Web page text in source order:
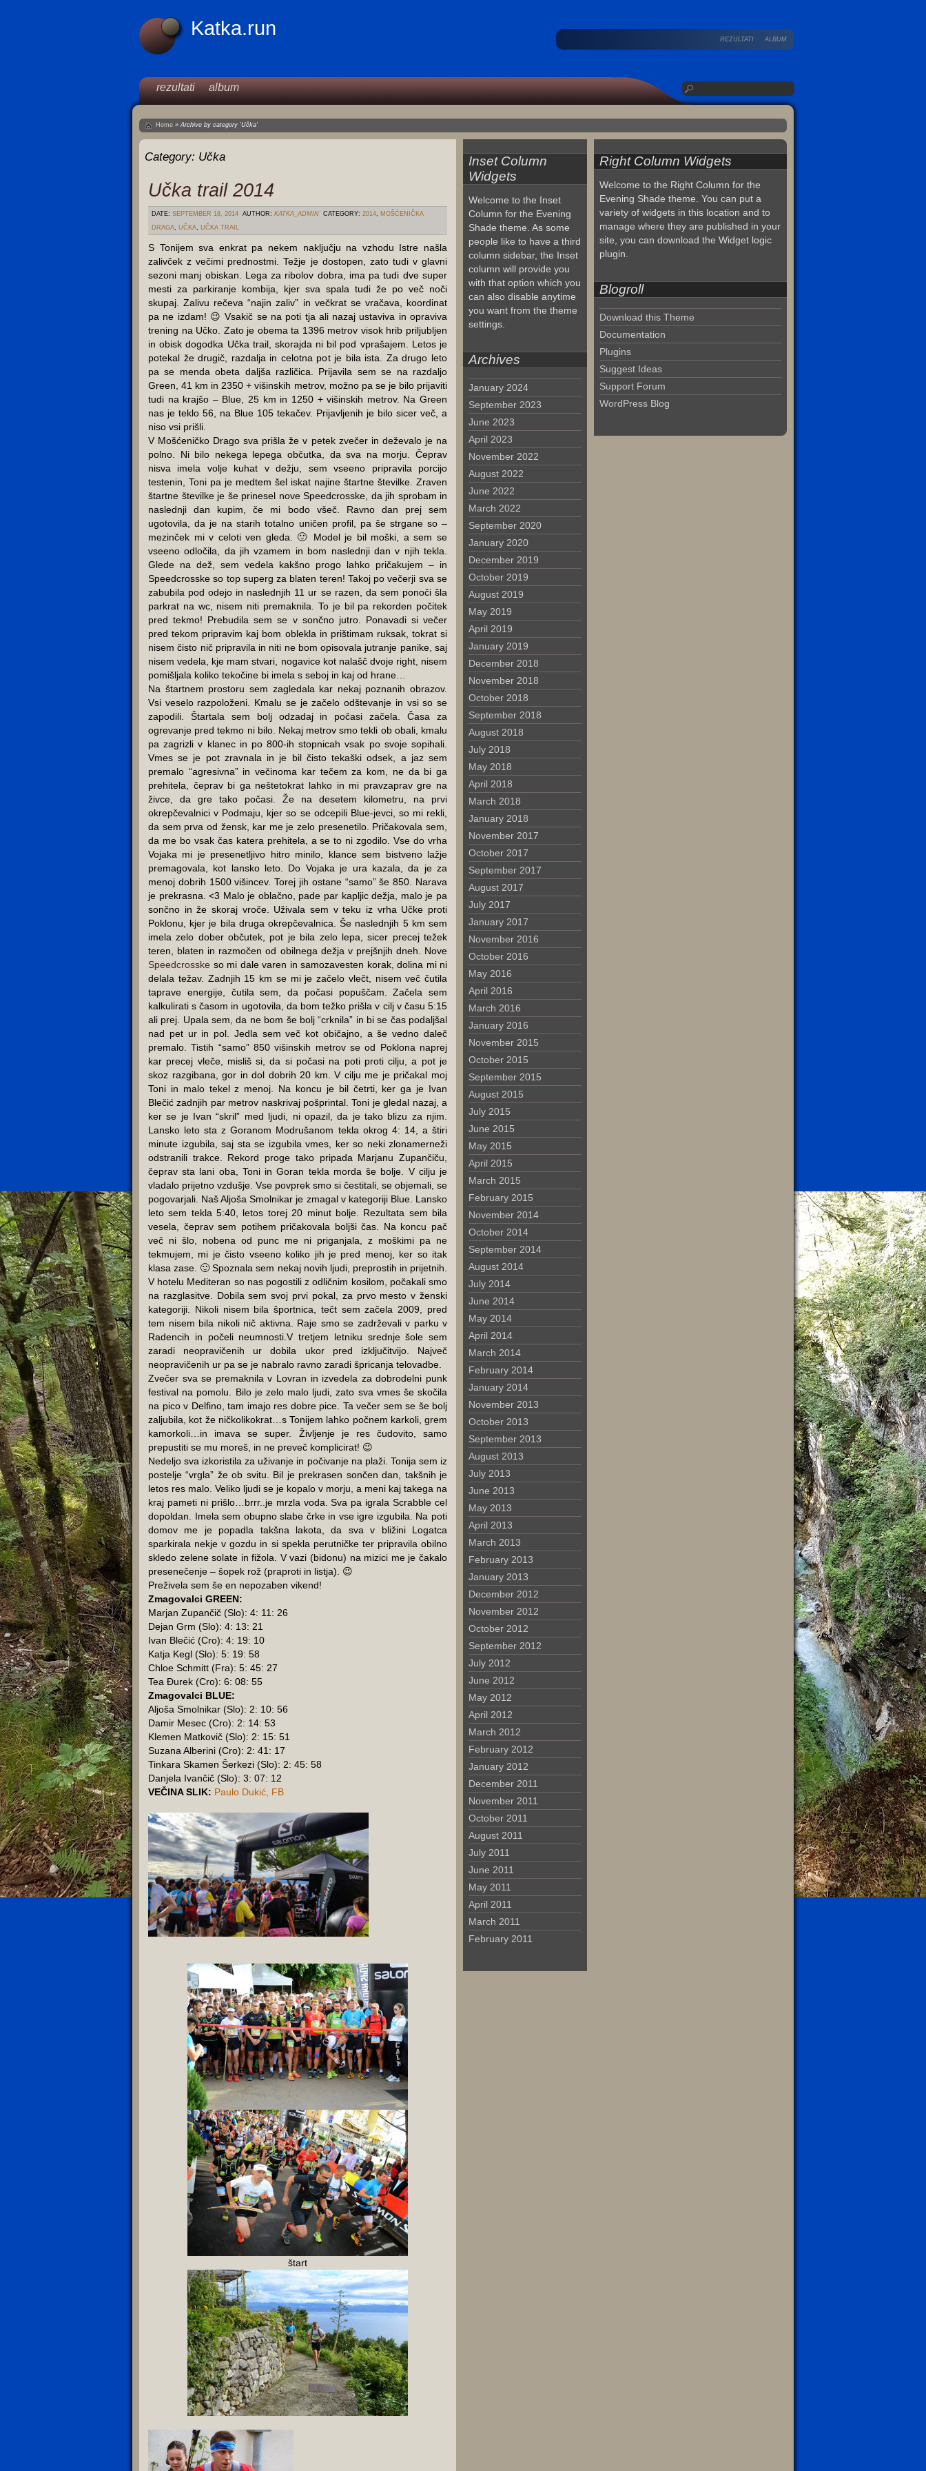
Katka.run REZULTATI ALBUM
rezultati album
Home »Archive by category 'Učka'
Category: Učka
Učka trail 2014
DATE: SEPTEMBER 18, 2014 AUTHOR: KATKA_ADMIN CATEGORY: 2014, MOŠĆENIČKA
DRAGA, UČKA, UČKA TRAIL
S Tonijem sva enkrat pa nekem naključju na vzhodu Istre našla
zalivček z večimi prednostmi. Težje je dostopen, zato tudi v glavni
sezoni manj obiskan. Lega za ribolov dobra, ima pa tudi dve super
mesti za parkiranje kombija, kjer sva spala tudi že po več noči
skupaj. Zalivu rečeva “najin zaliv” in večkrat se vračava, koordinat
pa ne izdam! 😉 Vsakič se na poti tja ali nazaj ustaviva in opraviva
trening na Učko. Zato je obema ta 1396 metrov visok hrib priljubljen
in obisk dogodka Učka trail, skorajda ni bil pod vprašajem. Letos je
potekal že drugič, razdalja in celotna pot je bila ista. Za drugo leto
pa se menda obeta daljša različica. Prijavila sem se na razdaljo
Green, 41 km in 2350 + višinskih metrov, možno pa se je bilo prijaviti
tudi na krajšo – Blue, 25 km in 1250 + višinskih metrov. Na Green
nas je teklo 56, na Blue 105 tekačev. Prijavljenih je bilo sicer več, a
niso vsi prišli.
V Mošćeničko Drago sva prišla že v petek zvečer in deževalo je na
polno. Ni bilo nekega lepega občutka, da sva na morju. Čeprav
nisva imela volje kuhat v dežju, sem vseeno pripravila porcijo
testenin, Toni pa je medtem šel iskat najine štartne številke. Zraven
štartne številke je še prinesel nove Speedcrosske, da jih sprobam in
naslednji dan kupim, če mi bodo všeč. Ravno dan prej sem
ugotovila, da je na starih totalno uničen profil, pa še strgane so –
mezinček mi v celoti ven gleda. 🙂 Model je bil moški, a sem se
vseeno odločila, da jih vzamem in bom naslednji dan v njih tekla.
Glede na dež, sem vedela kakšno progo lahko pričakujem – in
Speedcrosske so top superg za blaten teren! Takoj po večerji sva se
zabubila pod odejo in naslednjih 11 ur se razen, da sem ponoči šla
parkrat na wc, nisem niti premaknila. To je bil pa rekorden počitek
pred tekmo! Prebudila sem se v sončno jutro. Ponavadi si večer
pred tekom pripravim kaj bom oblekla in prištimam ruksak, tokrat si
nisem čisto nič pripravila in niti ne bom opisovala jutranje panike, saj
nisem vedela, kje mam stvari, nogavice kot nalašč dvoje right, nisem
pomišljala koliko tekočine bi imela s seboj in kaj od hrane…
Na štartnem prostoru sem zagledala kar nekaj poznanih obrazov.
Vsi veselo razpoloženi. Kmalu se je začelo odštevanje in vsi so se
zapodili. Štartala sem bolj odzadaj in počasi začela. Časa za
ogrevanje pred tekmo ni bilo. Nekaj metrov smo tekli ob obali, kmalu
pa zagrizli v klanec in po 800-ih stopnicah vsak po svoje sopihali.
Vmes se je pot zravnala in je bil čisto tekaški odsek, a jaz sem
premalo “agresivna” in večinoma kar tečem za kom, ne da bi ga
prehitela, čeprav bi ga neštetokrat lahko in mi pravzaprav gre na
živce, da gre tako počasi. Že na desetem kilometru, na prvi
okrepčevalnici v Podmaju, kjer so se odcepili Blue-jevci, so mi rekli,
da sem prva od žensk, kar me je zelo presenetilo. Pričakovala sem,
da me bo vsak čas katera prehitela, a se to ni zgodilo. Vse do vrha
Vojaka mi je presenetljivo hitro minilo, klance sem bistveno lažje
premagovala, kot lansko leto. Do Vojaka je ura kazala, da je za
menoj dobrih 1500 višincev. Torej jih ostane “samo” še 850. Narava
je prekrasna. <3 Malo je oblačno, pade par kapljic dežja, malo je pa
sončno in že skoraj vroče. Uživala sem v teku iz vrha Učke proti
Poklonu, kjer je bila druga okrepčevalnica. Še naslednjih 5 km sem
imela zelo dober občutek, pot je bila zelo lepa, sicer precej težek
teren, blaten in razmočen od obilnega dežja v prejšnjih dneh. Nove
Speedcrosske so mi dale varen in samozavesten korak, dolina mi ni
delala težav. Zadnjih 15 km se mi je začelo vlečt, nisem več čutila
taprave energije, čutila sem, da počasi popuščam. Začela sem
kalkulirati s časom in ugotovila, da bom težko prišla v cilj v času 5:15
ali prej. Upala sem, da ne bom še bolj “crknila” in bi se čas podaljšal
nad pet ur in pol. Jedla sem več kot običajno, a še vedno daleč
premalo. Tistih “samo” 850 višinskih metrov se od Poklona naprej
kar precej vleče, misliš si, da si počasi na poti proti cilju, a pot je
skoz razgibana, gor in dol dobrih 20 km. V cilju me je pričakal moj
Toni in malo tekel z menoj. Na koncu je bil četrti, ker ga je Ivan
Blečić zadnjih par metrov naskrivaj pošprintal. Toni je gledal nazaj, a
ker se je Ivan “skril” med ljudi, ni opazil, da je tako blizu za njim.
Lansko leto sta z Goranom Modrušanom tekla okrog 4: 14, a štiri
minute izgubila, saj sta se izgubila vmes, ker so neki zlonamerneži
odstranili trakce. Rekord proge tako pripada Marjanu Zupančiču,
čeprav sta lani oba, Toni in Goran tekla morda še bolje. V cilju je
vladalo prijetno vzdušje. Vse povprek smo si čestitali, se objemali, se
pogovarjali. Naš Aljoša Smolnikar je zmagal v kategoriji Blue. Lansko
leto sem tekla 5:40, letos torej 20 minut bolje. Rezultata sem bila
vesela, čeprav sem potihem pričakovala boljši čas. Na koncu pač
več ni šlo, nobena od punc me ni priganjala, z moškimi pa ne
tekmujem, mi je čisto vseeno koliko jih je pred menoj, ker so itak
klasa zase. 🙂 Spoznala sem nekaj novih ljudi, preprostih in prijetnih.
V hotelu Mediteran so nas pogostili z odličnim kosilom, počakali smo
na razglasitve. Dobila sem svoj prvi pokal, za prvo mesto v ženski
kategoriji. Nikoli nisem bila športnica, tečt sem začela 2009, pred
tem nisem bila nikoli nič aktivna. Raje smo se zadrževali v parku v
Radencih in počeli neumnosti.V tretjem letniku srednje šole sem
zaradi neopravičenih ur dobila ukor pred izključitvijo. Največ
neopravičenih ur pa se je nabralo ravno zaradi špricanja telovadbe.
Zvečer sva se premaknila v Lovran in izvedela za dobrodelni punk
festival na pomolu. Bilo je zelo malo ljudi, zato sva vmes še skočila
na pico v Delfino, tam imajo res dobre pice. Ta večer sem se še bolj
zaljubila, kot že ničkolikokrat…s Tonijem lahko počnem karkoli, grem
kamorkoli…in imava se super. Življenje je res čudovito, samo
prepustiti se mu moreš, in ne preveč komplicirat! 😉
Nedeljo sva izkoristila za uživanje in počivanje na plaži. Tonija sem iz
postelje “vrgla” že ob svitu. Bil je prekrasen sončen dan, takšnih je
letos res malo. Veliko ljudi se je kopalo v morju, a meni kaj takega na
kraj pameti ni prišlo…brrr..je mrzla voda. Sva pa igrala Scrabble cel
dopoldan. Imela sem obupno slabe črke in vse igre izgubila. Na poti
domov me je popadla takšna lakota, da sva v bližini Logatca
sparkirala nekje v gozdu in si spekla perutničke ter pripravila obilno
skledo zelene solate in fižola. V vazi (bidonu) na mizici me je čakalo
presenečenje – šopek rož (praproti in listja). 😉
Preživela sem še en nepozaben vikend!
Zmagovalci GREEN:
Marjan Zupančič (Slo): 4: 11: 26
Dejan Grm (Slo): 4: 13: 21
Ivan Blečić (Cro): 4: 19: 10
Katja Kegl (Slo): 5: 19: 58
Chloe Schmitt (Fra): 5: 45: 27
Tea Đurek (Cro): 6: 08: 55
Zmagovalci BLUE:
Aljoša Smolnikar (Slo): 2: 10: 56
Damir Mesec (Cro): 2: 14: 53
Klemen Matkovič (Slo): 2: 15: 51
Suzana Alberini (Cro): 2: 41: 17
Tinkara Skamen Šerkezi (Slo): 2: 45: 58
Danjela Ivančič (Slo): 3: 07: 12
VEČINA SLIK: Paulo Dukić, FB
štart
Inset Column
Widgets
Welcome to the Inset
Column for the Evening
Shade theme. As some
people like to have a third
column sidebar, the Inset
column will provide you
with that option which you
can also disable anytime
you want from the theme
settings.
Archives
January 2024
September 2023
June 2023
April 2023
November 2022
August 2022
June 2022
March 2022
September 2020
January 2020
December 2019
October 2019
August 2019
May 2019
April 2019
January 2019
December 2018
November 2018
October 2018
September 2018
August 2018
July 2018
May 2018
April 2018
March 2018
January 2018
November 2017
October 2017
September 2017
August 2017
July 2017
January 2017
November 2016
October 2016
May 2016
April 2016
March 2016
January 2016
November 2015
October 2015
September 2015
August 2015
July 2015
June 2015
May 2015
April 2015
March 2015
February 2015
November 2014
October 2014
September 2014
August 2014
July 2014
June 2014
May 2014
April 2014
March 2014
February 2014
January 2014
November 2013
October 2013
September 2013
August 2013
July 2013
June 2013
May 2013
April 2013
March 2013
February 2013
January 2013
December 2012
November 2012
October 2012
September 2012
July 2012
June 2012
May 2012
April 2012
March 2012
February 2012
January 2012
December 2011
November 2011
October 2011
August 2011
July 2011
June 2011
May 2011
April 2011
March 2011
February 2011
Right Column Widgets
Welcome to the Right Column for the
Evening Shade theme. You can put a
variety of widgets in this location and to
manage where they are published in your
site, you can download the Widget logic
plugin.
Blogroll
Download this Theme
Documentation
Plugins
Suggest Ideas
Support Forum
WordPress Blog